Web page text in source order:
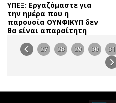
ΥΠΕΞ: Εργαζόμαστε για
την ημέρα που η
παρουσία ΟΥΝΦΙΚΥΠ δεν
θα είναι απαραίτητη
27 28 29 30 31